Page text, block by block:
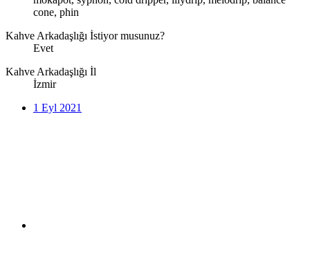
cone, phin
Kahve Arkadaşlığı İstiyor musunuz?
Evet
Kahve Arkadaşlığı İl
İzmir
1 Eyl 2021